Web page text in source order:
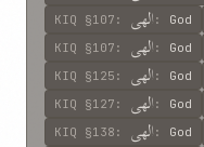
KIQ §107 : الهی : God
KIQ §107 : الهی : God
KIQ §125 : الهی : God
KIQ §127 : الهی : God
KIQ §138 : الهی : God